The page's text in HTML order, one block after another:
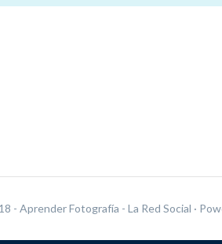
- Aprender Fotografía - La Red Social ·